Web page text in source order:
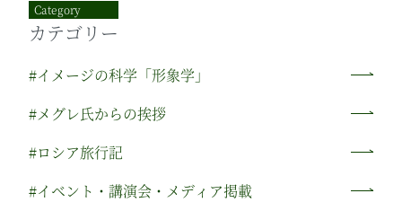
Category
カテゴリー
#イメージの科学「形象学」
#メグレ氏からの挨拶
#ロシア旅行記
#イベント・講演会・メディア掲載